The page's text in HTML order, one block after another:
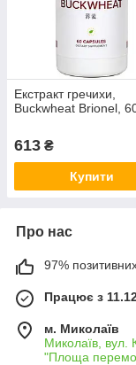
Екстракт гречихи,
Buckwheat Brionel,
613 ₴
Купити
Про нас
97% позитивних
Працює з
м. Миколаїв
Миколаїв, вул.
"Площа